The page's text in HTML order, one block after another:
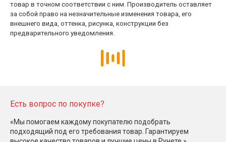
товар в точном соответствии с ним. Производитель оставляет
за собой право на незначительные изменения товара, его
внешнего вида, оттенка, рисунка, конструкции без
предварительного уведомления.
Есть вопрос по покупке?
«Мы помогаем каждому покупателю подобрать
подходящий под его требования товар. Гарантируем